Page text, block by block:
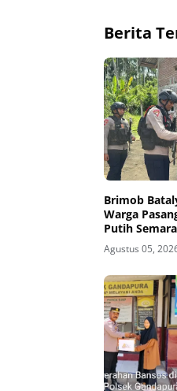
Berita
Brimob
Warga
Putih
Kemerdekaan
Agustus 05,